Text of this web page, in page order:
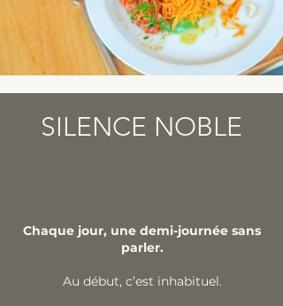
SILENCE NOBLE
Chaque jour, une demi-journée sans
parler.
Au début, c’est inhabituel.